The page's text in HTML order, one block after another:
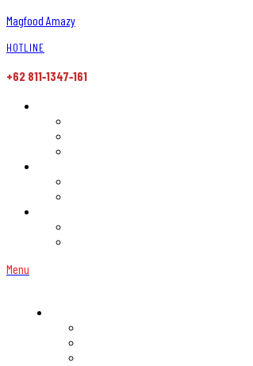
Magfood Amazy
HOTLINE
+62 811‑1347‑161
Menu